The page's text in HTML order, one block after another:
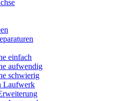
einfach
aufwendig
schwierig
Laufwerk